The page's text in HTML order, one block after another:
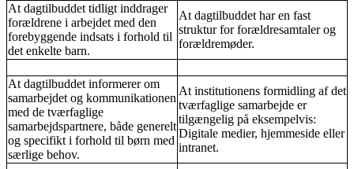
At dagtilbuddet tidligt inddrager
forældrene i arbejdet med den
forebyggende indsats i forhold til
det enkelte barn.
At dagtilbuddet har en fast
struktur for forældresamtaler og
forældremøder.
At dagtilbuddet informerer om
samarbejdet og kommunikationen
med de tværfaglige
samarbejdspartnere, både generelt
og specifikt i forhold til børn med
særlige behov.
At institutionens formidling af det
tværfaglige samarbejde er
tilgængelig på eksempelvis:
Digitale medier, hjemmeside eller
intranet.